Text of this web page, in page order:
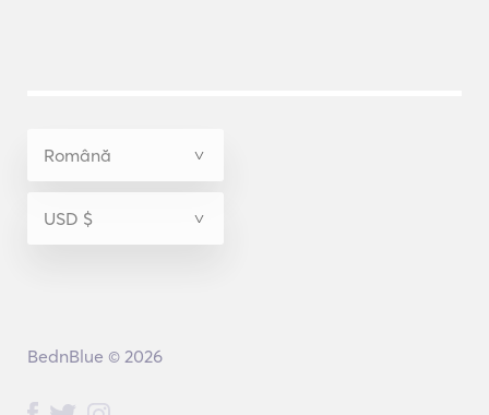
BednBlue © 2026